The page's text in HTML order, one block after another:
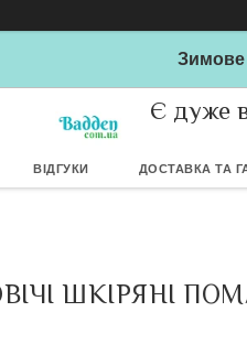
Зимове
Є дуже
ВІДГУКИ ДОСТАВКА ТА
ШКІРЯНІ